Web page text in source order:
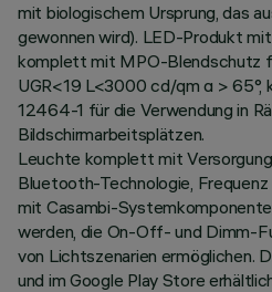
mit biologischem Ursprung, das
gewonnen wird). LED-Produkt
komplett mit MPO-Blendschutz
UGR<19 L<3000 cd/qm α >
12464-1 für die Verwendung in
Bildschirmarbeitsplätzen.
Leuchte komplett mit
Bluetooth-Technologie,
mit Casambi-
werden, die On-Off- und Dimm-
von Lichtszenarien ermöglichen.
und im Google Play Store